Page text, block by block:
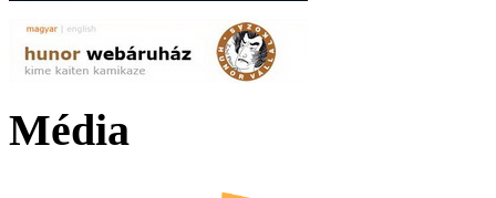
Média